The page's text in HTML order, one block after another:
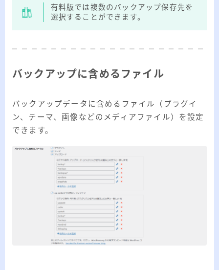
有料版では複数のバックアップ保存先を
選択することができます。
バックアップに含めるファイル
バックアップデータに含めるファイル（プラグイ
ン、テーマ、画像などのメディアファイル）を設定
できます。